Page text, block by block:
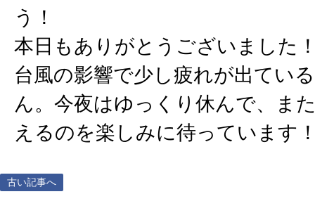
う！
本日もありがとうございました
台風の影響で少し疲れが出てい
ん。今夜はゆっくり休んで、ま
えるのを楽しみに待っています
古い記事へ